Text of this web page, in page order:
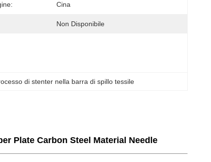
Cina
Non Disponibile
di stenter nella barra di spillo tessile
Plate Carbon Steel Material Needle